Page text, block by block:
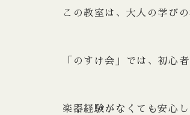
この教室は、大人の学び
「のすけ会」では、初心
楽器経験がなくても安心